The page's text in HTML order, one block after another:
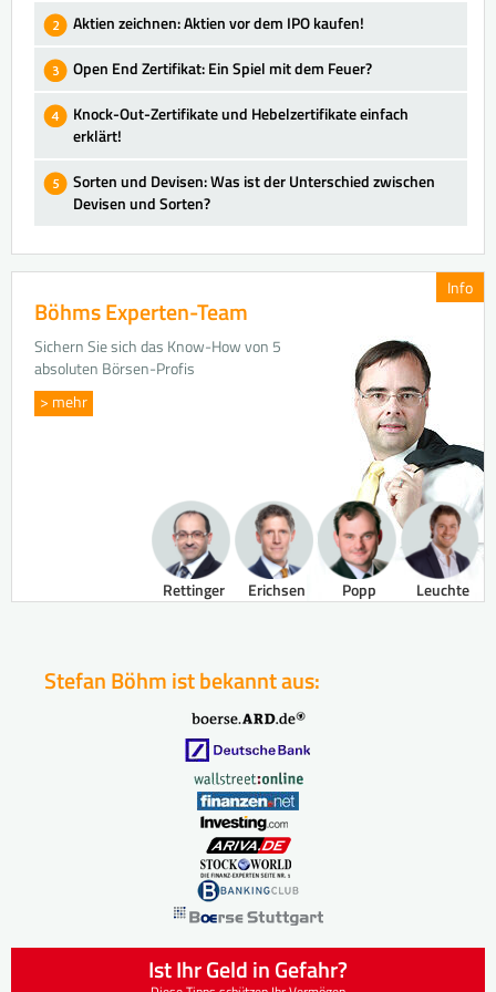
Aktien zeichnen: Aktien vor dem IPO kaufen!
Open End Zertifikat: Ein Spiel mit dem Feuer?
Knock-Out-Zertifikate und Hebelzertifikate einfach
erklärt!
Sorten und Devisen: Was ist der Unterschied zwischen
Devisen und Sorten?
Rettinger Erichsen Popp Leuchte
Info
Böhms Experten-Team
Sichern Sie sich das Know-How von 5
absoluten Börsen-Profis
> mehr
Stefan Böhm ist bekannt aus:
Ist Ihr Geld in Gefahr?